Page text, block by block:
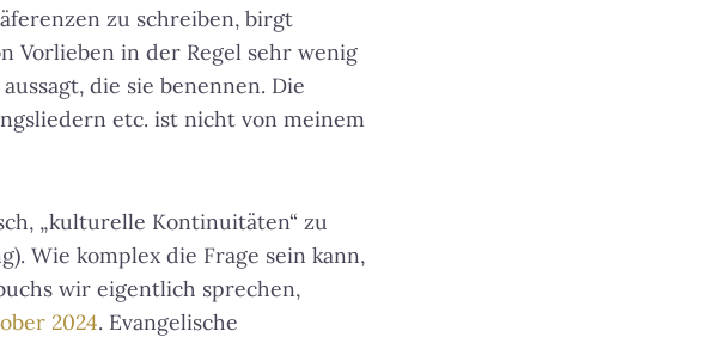
zu schreiben, birgt
Vorlieben in der Regel sehr wenig
die sie benennen. Die
etc. ist nicht von meinem
„kulturelle Kontinuitäten“ zu
Wie komplex die Frage sein kann,
wir eigentlich sprechen,
2024. Evangelische